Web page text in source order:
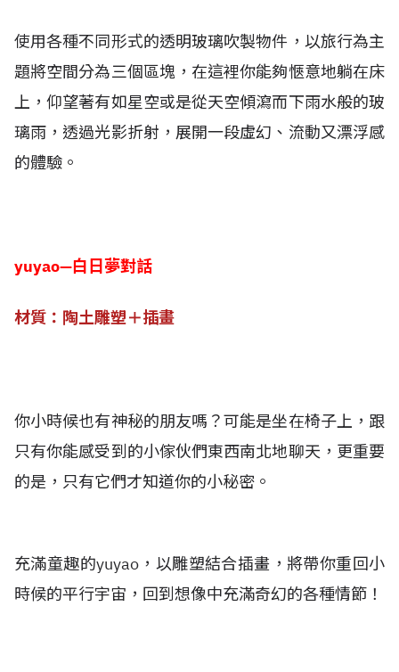
使用各種不同形式的透明玻璃吹製物件，以旅行為主
題將空間分為三個區塊，在這裡你能夠愜意地躺在床
上，仰望著有如星空或是從天空傾瀉而下雨水般的玻
璃雨，透過光影折射，展開一段虛幻、流動又漂浮感
的體驗。
yuyao—白日夢對話
材質：陶土雕塑＋插畫
你小時候也有神秘的朋友嗎？可能是坐在椅子上，跟
只有你能感受到的小傢伙們東西南北地聊天，更重要
的是，只有它們才知道你的小秘密。
充滿童趣的yuyao，以雕塑結合插畫，將帶你重回小
時候的平行宇宙，回到想像中充滿奇幻的各種情節！